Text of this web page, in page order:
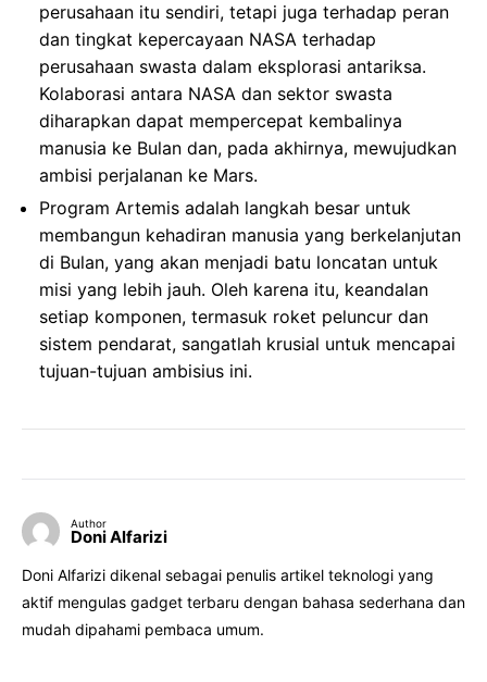
perusahaan itu sendiri, tetapi juga terhadap peran
dan tingkat kepercayaan NASA terhadap
perusahaan swasta dalam eksplorasi antariksa.
Kolaborasi antara NASA dan sektor swasta
diharapkan dapat mempercepat kembalinya
manusia ke Bulan dan, pada akhirnya, mewujudkan
ambisi perjalanan ke Mars.
Program Artemis adalah langkah besar untuk
membangun kehadiran manusia yang berkelanjutan
di Bulan, yang akan menjadi batu loncatan untuk
misi yang lebih jauh. Oleh karena itu, keandalan
setiap komponen, termasuk roket peluncur dan
sistem pendarat, sangatlah krusial untuk mencapai
tujuan-tujuan ambisius ini.
Author
Doni Alfarizi
Doni Alfarizi dikenal sebagai penulis artikel teknologi yang
aktif mengulas gadget terbaru dengan bahasa sederhana dan
mudah dipahami pembaca umum.